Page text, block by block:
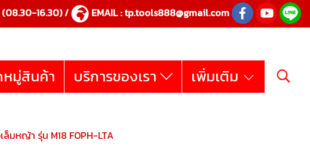
(08.30-16.30) / EMAIL :tp.tools888@gmail.com
มู่สินค้า บริการของเรา เพิ่มเติม
ล็มหญ้า รุ่น M18 FOPH-LTA